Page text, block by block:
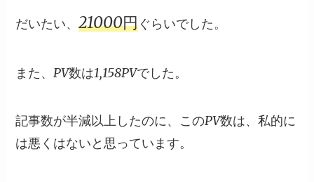
だいたい、21000円ぐらいでした。
また、PV数は1,158PVでした。
記事数が半減以上したのに、このPV数は、私的に
は悪くはないと思っています。